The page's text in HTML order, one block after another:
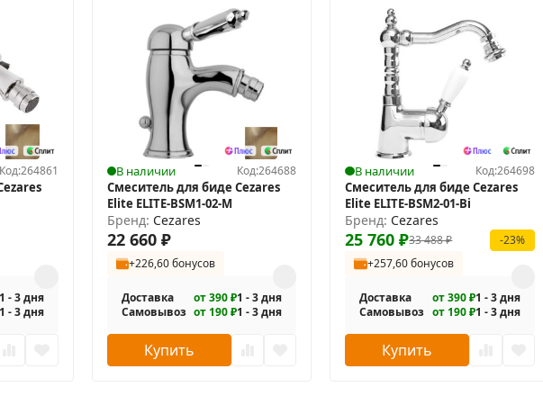
Код:264861
- 3 дня
- 3 дня
В наличии Код:264688
Смеситель для биде Cezares
Elite ELITE-BSM1-02-M
Бренд: Cezares
22 660 ₽
+226,60 бонусов
Доставка от 390 ₽1 - 3 дня
Самовывоз от 190 ₽1 - 3 дня
Купить
В наличии Код:264698
Смеситель для биде Cezares
Elite ELITE-BSM2-01-Bi
Бренд: Cezares
33 488₽
25 760₽
-23%
+257,60 бонусов
Доставка от 390 ₽1 - 3 дня
Самовывоз от 190 ₽1 - 3 дня
Купить